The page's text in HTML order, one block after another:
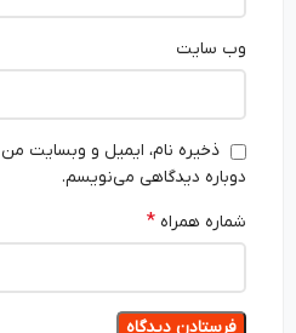
وب‌ سایت
ذخیره نام، ایمیل و وبسایت من در
دوباره دیدگاهی می‌نویسم.
شماره همراه*